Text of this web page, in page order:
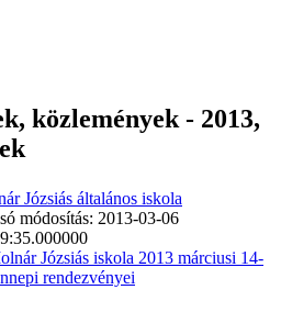
közlemények - 2013,
Józsiás általános iskola
módosítás: 2013-03-06
Józsiás iskola 2013 márciusi 14-
rendezvényei